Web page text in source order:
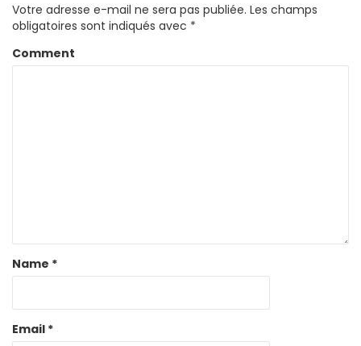
Votre adresse e-mail ne sera pas publiée. Les champs
obligatoires sont indiqués avec *
Comment
Name *
Email *